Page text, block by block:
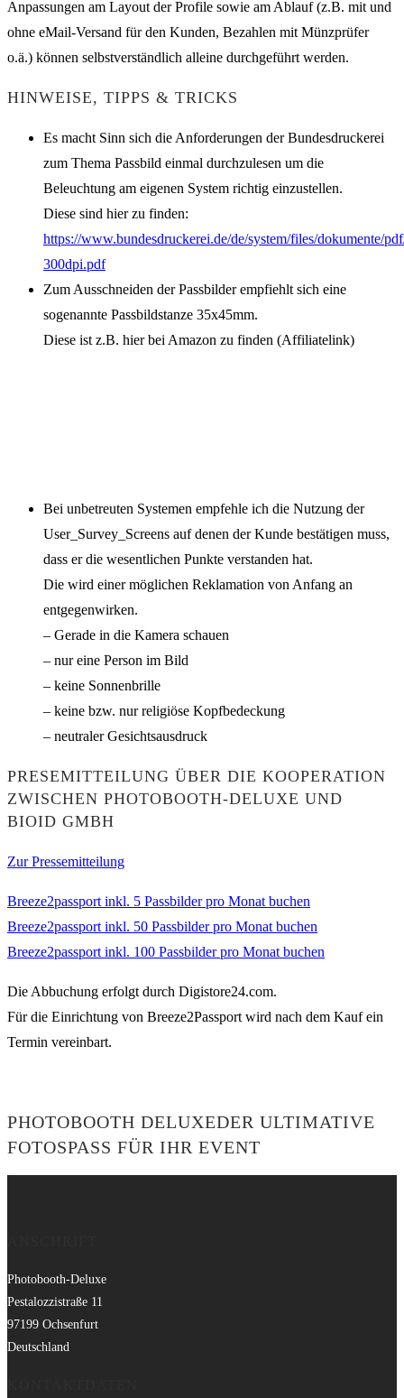
Anpassungen am Layout der Profile sowie am Ablauf (z.B. mit und
ohne eMail-Versand für den Kunden, Bezahlen mit Münzprüfer
o.ä.) können selbstverständlich alleine durchgeführt werden.
HINWEISE, TIPPS & TRICKS
Es macht Sinn sich die Anforderungen der Bundesdruckerei
zum Thema Passbild einmal durchzulesen um die
Beleuchtung am eigenen System richtig einzustellen.
Diese sind hier zu finden:
https://www.bundesdruckerei.de/de/system/files/dokumente/
300dpi.pdf
Zum Ausschneiden der Passbilder empfiehlt sich eine
sogenannte Passbildstanze 35x45mm.
Diese ist z.B. hier bei Amazon zu finden (Affiliatelink)
Bei unbetreuten Systemen empfehle ich die Nutzung der
User_Survey_Screens auf denen der Kunde bestätigen muss,
dass er die wesentlichen Punkte verstanden hat.
Die wird einer möglichen Reklamation von Anfang an
entgegenwirken.
– Gerade in die Kamera schauen
– nur eine Person im Bild
– keine Sonnenbrille
– keine bzw. nur religiöse Kopfbedeckung
– neutraler Gesichtsausdruck
PRESEMITTEILUNG ÜBER DIE KOOPERATION
ZWISCHEN PHOTOBOOTH-DELUXE UND
BIOID GMBH
Zur Pressemitteilung
Breeze2passport inkl. 5 Passbilder pro Monat buchen
Breeze2passport inkl. 50 Passbilder pro Monat buchen
Breeze2passport inkl. 100 Passbilder pro Monat buchen
Die Abbuchung erfolgt durch Digistore24.com.
Für die Einrichtung von Breeze2Passport wird nach dem Kauf ein
Termin vereinbart.
PHOTOBOOTH DELUXEDER ULTIMATIVE
FOTOSPASS FÜR IHR EVENT
Photobooth-Deluxe
Pestalozzistraße 11
97199 Ochsenfurt
Deutschland